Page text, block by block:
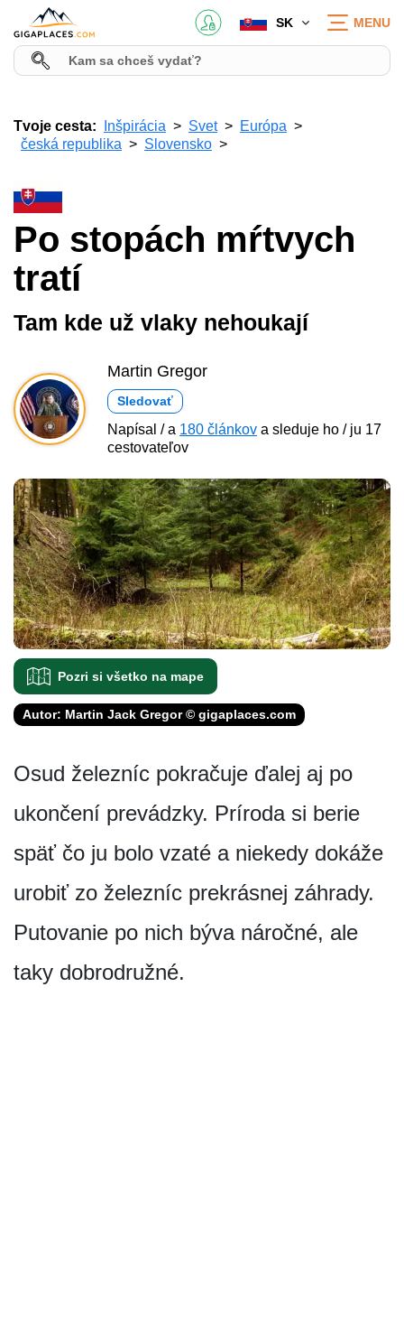
SK MENU
Tvoje cesta: Inšpirácia Svet
Európa
česká republika
Slovensko
Po stopách mŕtvych
tratí
Tam kde už vlaky nehoukají
Martin Gregor
Sledovať
Napísal / a 180 článkov a sleduje ho / ju 17
cestovateľov
Pozri si všetko na mape
Autor: Martin Jack Gregor © gigaplaces.com
Osud železníc pokračuje ďalej aj po
ukončení prevádzky. Príroda si berie
späť čo ju bolo vzaté a niekedy dokáže
urobiť zo železníc prekrásnej záhrady.
Putovanie po nich býva náročné, ale
taky dobrodružné.